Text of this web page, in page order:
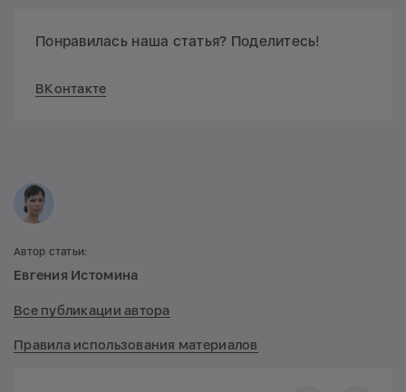
Понравилась наша статья? Поделитесь!
ВКонтакте
Автор статьи:
Евгения Истомина
Все публикации автора
Правила использования материалов